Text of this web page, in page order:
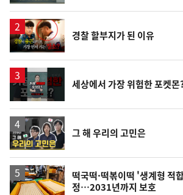
영
상
경찰 할부지가 된 이유
영
세상에서 가장 위험한 포켓몬
영
상
그 해 우리의 고민은
떡국떡·떡볶이떡 '생계형 적
정…2031년까지 보호